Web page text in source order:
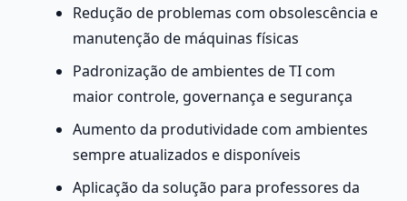
Redução de problemas com obsolescência e
manutenção de máquinas físicas
Padronização de ambientes de TI com
maior controle, governança e segurança
Aumento da produtividade com ambientes
sempre atualizados e disponíveis
Aplicação da solução para professores da